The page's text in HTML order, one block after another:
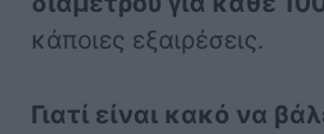
κάποιες εξαιρέσεις.
Γιατί είναι κακό να